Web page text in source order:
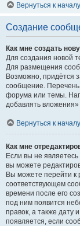
Вернуться к началу
Создание
Как мне создать
Для создания новой
Для размещения
Возможно, придётся
сообщение. Перечень
форума или темы.
добавлять вложения»
Вернуться к началу
Как мне
Если вы не
вы можете
Вы можете перейти к
соответствующем
времени после его
под ним появится
правок, а также дату
появляется, если